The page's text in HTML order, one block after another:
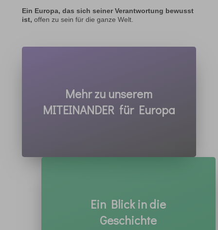
Ein Europa, das sich seiner Verantwortung bewusst
ist, offen zu sein für die ganze Welt.
Mehr zu unserem
MITEINANDER für Europa
Ein Blick in die
Geschichte